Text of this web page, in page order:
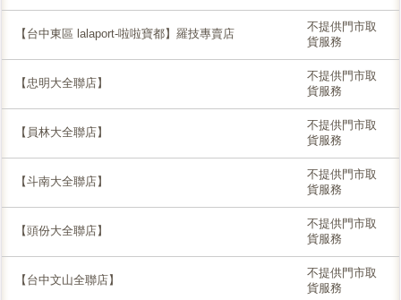
【台中東區 lalaport-啦啦寶都】羅技專賣店
不提供門市取
貨服務
【忠明大全聯店】
不提供門市取
貨服務
【員林大全聯店】
不提供門市取
貨服務
【斗南大全聯店】
不提供門市取
貨服務
【頭份大全聯店】
不提供門市取
貨服務
【台中文山全聯店】
不提供門市取
貨服務